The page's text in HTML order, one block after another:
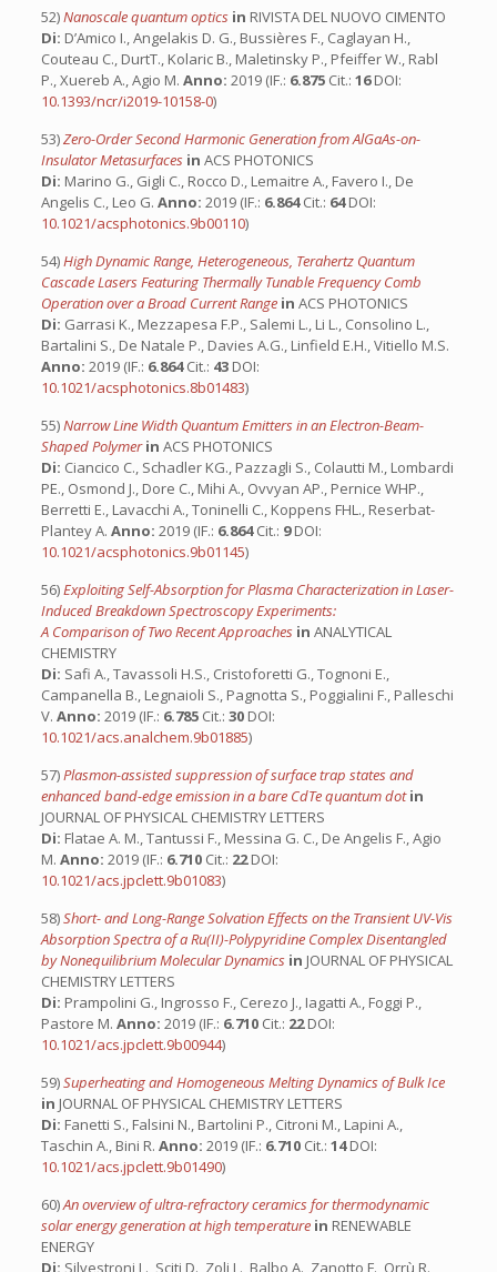
52)Nanoscale quantum optics in RIVISTA DEL NUOVO CIMENTO
Di: D’Amico I., Angelakis D. G., Bussières F., Caglayan H.,
Couteau C., DurtT., Kolaric B., Maletinsky P., Pfeiffer W., Rabl
P., Xuereb A., Agio M. Anno: 2019 (IF.: 6.875 Cit.: 16DOI:
10.1393/ncr/i2019-10158-0)
53)Zero-Order Second Harmonic Generation from AlGaAs-on-
Insulator Metasurfaces in ACS PHOTONICS
Di: Marino G., Gigli C., Rocco D., Lemaitre A., Favero I., De
Angelis C., Leo G. Anno: 2019 (IF.: 6.864Cit.: 64DOI:
10.1021/acsphotonics.9b00110)
54)High Dynamic Range, Heterogeneous, Terahertz Quantum
Cascade Lasers Featuring Thermally Tunable Frequency Comb
Operation over a Broad Current Range in ACS PHOTONICS
Di: Garrasi K., Mezzapesa F.P., Salemi L., Li L., Consolino L.,
Bartalini S., De Natale P., Davies A.G., Linfield E.H., Vitiello M.S.
Anno: 2019 (IF.: 6.864Cit.: 43 DOI:
10.1021/acsphotonics.8b01483)
55)Narrow Line Width Quantum Emitters in an Electron-Beam-
Shaped Polymerin ACS PHOTONICS
Di: Ciancico C., Schadler KG., Pazzagli S., Colautti M., Lombardi
PE., Osmond J., Dore C., Mihi A., Ovvyan AP., Pernice WHP.,
Berretti E., Lavacchi A., Toninelli C., Koppens FHL., Reserbat-
Plantey A. Anno: 2019 (IF.: 6.864Cit.: 9DOI:
10.1021/acsphotonics.9b01145)
56)Exploiting Self-Absorption for Plasma Characterization in Laser-
Induced Breakdown Spectroscopy Experiments:
A Comparison of Two Recent Approaches in ANALYTICAL
CHEMISTRY
Di: Safi A., Tavassoli H.S., Cristoforetti G., Tognoni E.,
Campanella B., Legnaioli S., Pagnotta S., Poggialini F., Palleschi
V. Anno: 2019 (IF.: 6.785 Cit.: 30 DOI:
10.1021/acs.analchem.9b01885)
57)Plasmon-assisted suppression of surface trap states and
enhanced band-edge emission in a bare CdTe quantum dotin
JOURNAL OF PHYSICAL CHEMISTRY LETTERS
Di: Flatae A. M., Tantussi F., Messina G. C., De Angelis F., Agio
M. Anno: 2019 (IF.: 6.710 Cit.: 22DOI:
10.1021/acs.jpclett.9b01083)
58)Short- and Long-Range Solvation Effects on the Transient UV-Vis
Absorption Spectra of a Ru(II)-Polypyridine Complex Disentangled
by Nonequilibrium Molecular Dynamics in JOURNAL OF PHYSICAL
CHEMISTRY LETTERS
Di: Prampolini G., Ingrosso F., Cerezo J., Iagatti A., Foggi P.,
Pastore M. Anno: 2019 (IF.: 6.710 Cit.: 22DOI:
10.1021/acs.jpclett.9b00944)
59)Superheating and Homogeneous Melting Dynamics of Bulk Ice
in JOURNAL OF PHYSICAL CHEMISTRY LETTERS
Di: Fanetti S., Falsini N., Bartolini P., Citroni M., Lapini A.,
Taschin A., Bini R. Anno: 2019 (IF.: 6.710 Cit.: 14DOI:
10.1021/acs.jpclett.9b01490)
60)An overview of ultra-refractory ceramics for thermodynamic
solar energy generation at high temperature in RENEWABLE
ENERGY
Di: Silvestroni L., Sciti D., Zoli L., Balbo A., Zanotto F., Orrù R.,